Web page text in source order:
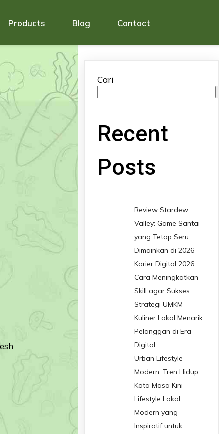
Products Blog Contact
Cari
Recent
Posts
Review Stardew
Valley: Game Santai
yang Tetap Seru
Dimainkan di 2026
Karier Digital 2026:
Cara Meningkatkan
Skill agar Sukses
Strategi UMKM
Kuliner Lokal Menarik
Pelanggan di Era
Digital
Urban Lifestyle
Modern: Tren Hidup
Kota Masa Kini
Lifestyle Lokal
Modern yang
Inspiratif untuk